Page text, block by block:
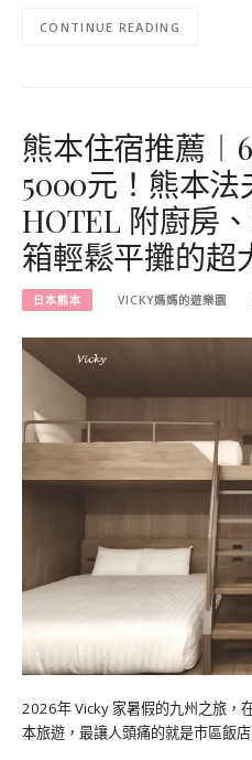
CONTINUE READING
熊本住宿推薦
5000元！熊本法
HOTEL 附廚房
箱輕鬆平攤的超
日本熊本 VICKY媽媽的遊樂園
2026年 Vicky 家暑假的九州之旅，
本旅遊，最讓人頭痛的就是市區飯